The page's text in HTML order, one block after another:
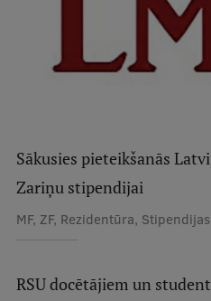
Par RSU
Studiju norises vietas
Stratēģija
Sākusies pieteikšanās
Zariņu stipendijai
MF, ZF, Rezidentūra, Stipendijas
RSU docētājiem un